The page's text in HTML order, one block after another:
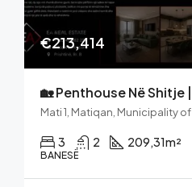
€213,414
3 2 209,31m²
BANESË